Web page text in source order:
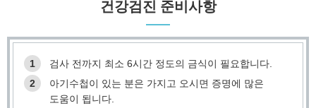
건강검진 준비사항
1
검사 전까지 최소 6시간 정도의 금식이 필요합니다.
2
아기수첩이 있는 분은 가지고 오시면 증명에 많은
도움이 됩니다.